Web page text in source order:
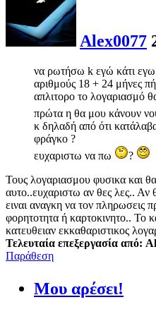
Alex0077
να ρωτήσω k εγώ κάτι
αριθμούς 18 + 24 μήνες
απλιτορο το λογαριασμό
πρώτα η θα μου κάνουν
κ δηλαδή από ότι
φράγκο ?
ευχαριστω να πω
?
Τους λογαριασμου φυσικα και
αυτο..ευχαριστω αν θες λες.. Αν
ειναι αναγκη να τον πληρωσεις
φορητοτητα ή καρτοκινητο.. Το
κατευθειαν εκκαθαριστικος
Τελευταία επεξεργασία από:
Παράθεση
Μου αρέσει!